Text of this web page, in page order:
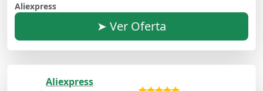
Aliexpress
➤ Ver Oferta
Aliexpress